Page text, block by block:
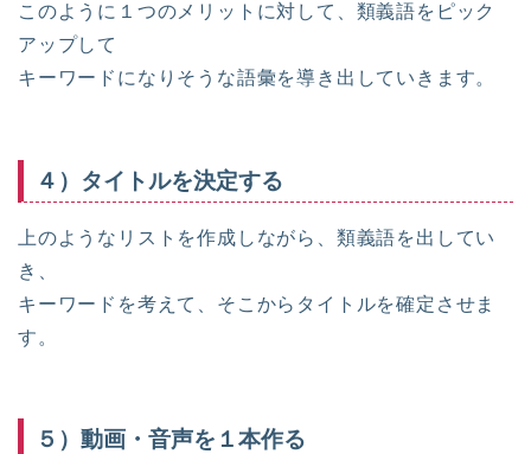
このように１つのメリットに対して、類義語をピック
アップして
キーワードになりそうな語彙を導き出していきます。
４）タイトルを決定する
上のようなリストを作成しながら、類義語を出してい
き、
キーワードを考えて、そこからタイトルを確定させま
す。
５）動画・音声を１本作る